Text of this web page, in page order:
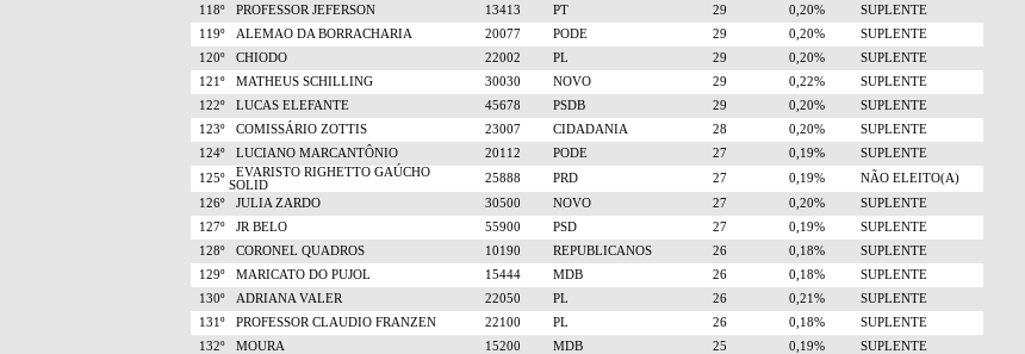
118º
PROFESSOR JEFERSON 13413 PT 29 0,20%
SUPLENTE
119º
ALEMAO DA BORRACHARIA 20077 PODE 29 0,20%
SUPLENTE
120º
CHIODO 22002 PL 29 0,20%
SUPLENTE
121º
MATHEUS SCHILLING 30030 NOVO 29 0,22%
SUPLENTE
122º
LUCAS ELEFANTE 45678 PSDB 29 0,20%
SUPLENTE
123º
COMISSÁRIO ZOTTIS 23007 CIDADANIA 28 0,20%
SUPLENTE
124º
LUCIANO MARCANTÔNIO 20112 PODE 27 0,19%
SUPLENTE
125º
EVARISTO RIGHETTO GAÚCHO
SOLID
25888 PRD 27 0,19%
NÃO ELEITO(A)
126º
JULIA ZARDO 30500 NOVO 27 0,20%
SUPLENTE
127º
JR BELO 55900 PSD 27 0,19%
SUPLENTE
128º
CORONEL QUADROS 10190 REPUBLICANOS 26 0,18%
SUPLENTE
129º
MARICATO DO PUJOL 15444 MDB 26 0,18%
SUPLENTE
130º
ADRIANA VALER 22050 PL 26 0,21%
SUPLENTE
131º
PROFESSOR CLAUDIO FRANZEN 22100 PL 26 0,18%
SUPLENTE
132º
MOURA 15200 MDB 25 0,19%
SUPLENTE